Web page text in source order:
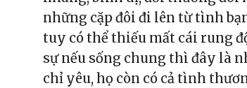
những cặp đôi đi lên từ tình
tuy có thể thiếu mất cái rung
sự nếu sống chung thì đây là
chỉ yêu, họ còn có cả tình